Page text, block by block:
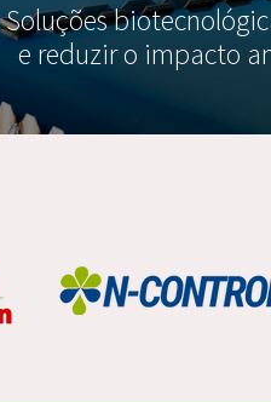
Soluções
e reduzir o impacto